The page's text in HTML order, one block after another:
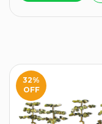
32%
OFF